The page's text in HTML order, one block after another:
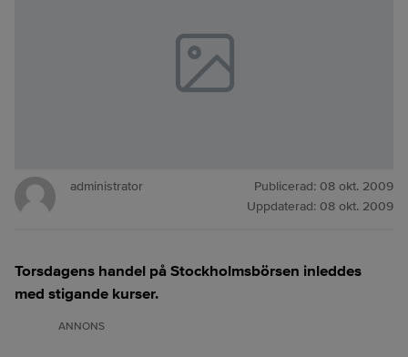
administrator Publicerad: 08 okt. 2009
Uppdaterad: 08 okt. 2009
Torsdagens handel på Stockholmsbörsen inleddes
med stigande kurser.
ANNONS